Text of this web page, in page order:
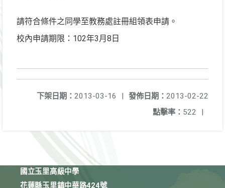
請符合條件之同學至教務處註冊組領表申請。
校內申請期限：102年3月8日
發佈日期： 2013-02-22
下架日期： 2013-03-16
|
點擊率： 522 |
國立玉里高級中學
花蓮縣玉里鎮中華路424號